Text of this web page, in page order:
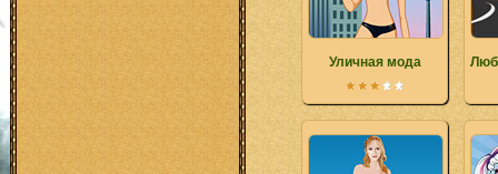
Уличная мода